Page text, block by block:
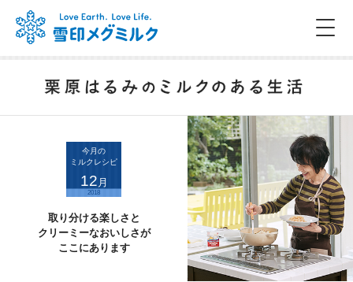
今月の
ミルクレシピ
12 月
2018
取り分ける楽しさと
クリーミーなおいしさが
ここにあります